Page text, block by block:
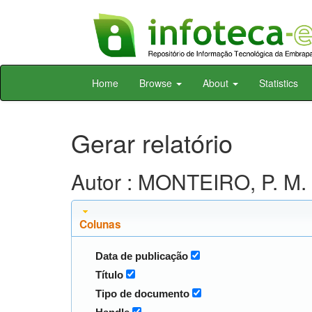
Skip
Home Browse About Statistics
Gerar relatório
Autor : MONTEIRO, P. M.
Colunas
Data de publicação
Título
Tipo de documento